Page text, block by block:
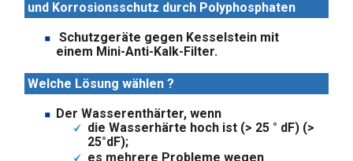
und Korrosionsschutz durch Polyphosphaten
Schutzgeräte gegen Kesselstein mit
einem Mini-Anti-Kalk-Filter.
Welche Lösung wählen ?
Der Wasserenthärter, wenn
die Wasserhärte hoch ist (> 25 ° dF) (>
25°dF);
es mehrere Probleme wegen